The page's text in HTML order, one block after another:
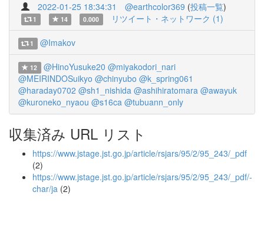
2022-01-25 18:34:31 @earthcolor369 (投稿一覧)
1 14 0.000 リツイート・ネットワーク (1)
1 @Imakov
12 @HinoYusuke20 @miyakodori_nari
@MEIRINDOSuikyo @chinyubo @k_spring061
@haraday0702 @sh1_nishida @ashihiratomara @awayuk
@kuroneko_nyaou @s16ca @tubuann_only
収集済み URL リスト
https://www.jstage.jst.go.jp/article/rsjars/95/2/95_243/_pdf
(2)
https://www.jstage.jst.go.jp/article/rsjars/95/2/95_243/_pdf/-
char/ja (2)